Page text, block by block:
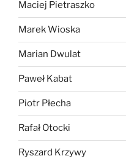
Maciej Pietraszko
Marek Wioska
Marian Dwulat
Paweł Kabat
Piotr Płecha
Rafał Otocki
Ryszard Krzywy